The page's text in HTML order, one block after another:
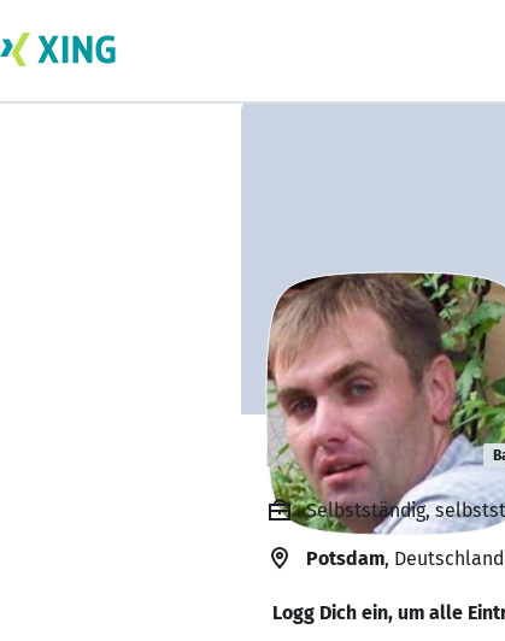
Heiko Ziegert
Selbstständig,
Potsdam, Deutschland
Logg Dich ein, um alle